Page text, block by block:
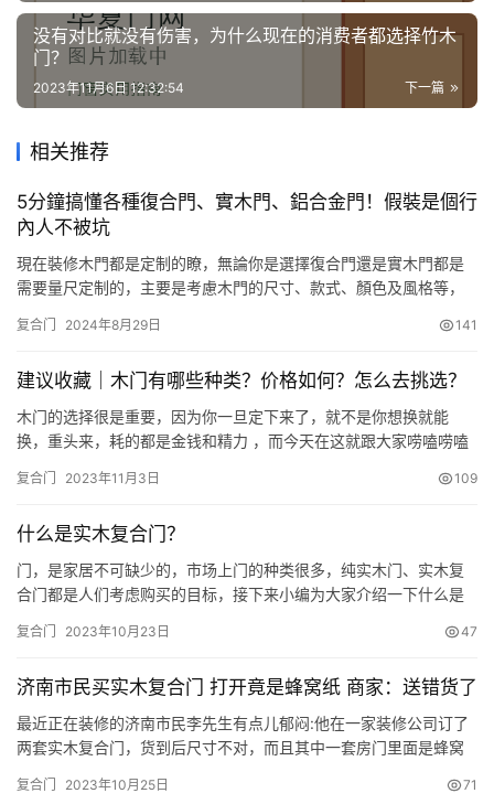
没有对比就没有伤害，为什么现在的消费者都选择竹木
门？
下一篇
2023年11月6日 12:32:54
相关推荐
5分鐘搞懂各種復合門、實木門、鋁合金門！假裝是個行
內人不被坑
現在裝修木門都是定制的瞭，無論你是選擇復合門還是實木門都是
需要量尺定制的，主要是考慮木門的尺寸、款式、顏色及風格等，
上門量尺，再到加工生產，每一個環節都涉及多道生產工序，木門
期就要把門定下來瞭，這樣可以大大節省裝修周期。 那木門怎麼選
呢？（復…
复合门 2024年8月29日 141
建议收藏｜木门有哪些种类？价格如何？怎么去挑选？
木门的选择很是重要，因为你一旦定下来了，就不是你想换就能
换，重头来，耗的都是金钱和精力 ，而今天在这就跟大家唠嗑唠嗑
艺以及使用用途的不同，常见的木门大致分为七类： 1.模压门：200
压制而成。由于门板内是空心的，自然隔音效果相对实木门来说…
复合门 2023年11月3日 109
什么是实木复合门？
门，是家居不可缺少的，市场上门的种类很多，纯实木门、实木复
合门都是人们考虑购买的目标，接下来小编为大家介绍一下什么是
粘合而成，一般高级的实木复合门，其门芯多为优质白松，表面则
而成品门的重量都较轻，也不易变形、开裂。另外，实木复合门还
具有保温、…
复合门 2023年10月23日 47
济南市民买实木复合门 打开竟是蜂窝纸 商家：送错货了
最近正在装修的济南市民李先生有点儿郁闷:他在一家装修公司订了
两套实木复合门，货到后尺寸不对，而且其中一套房门里面是蜂窝
下午，生活日报记者跟随李先生来到装修公司，与工作人员进行了
复合门 2023年10月25日 71